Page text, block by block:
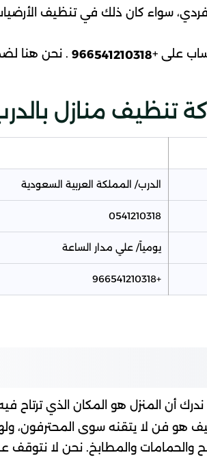
سواء كان ذلك في تنظيف
على + 966541210318 . نحن هنا
تنظيف منازل
الدرب/ المملكة العربية السعودية
0541210318
يومياً/ علي مدار الساعة
+966541210318
أن المنزل هو المكان الذي
هو فن لا يتقنه سوى المحترفون،
والحمامات والمطابخ. نحن لا نتوقف